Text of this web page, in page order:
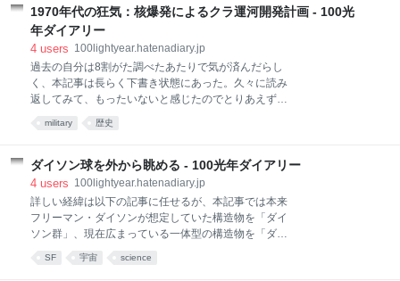
「名前はデリック・フロスト」(グッドウィンも犯人の
名前を一緒に口ずさむ）←つまりグッドウィンは犯人
の名前
ット向けの辞書形式、かつ二人称で綴られるという少
し変わった作品だが、中身はラブストーリー。物語は
この世界の軍事用語それぞれに対応したエピソードや
トの回想を通して、戦場における過酷な日常、仲間た
ちの死、そして「あなた」との親密な関係が少しずつ
明らかにされていく。 語り手は苛烈な宇宙戦争の中で
「あなた」と出会う。「あなた」は新兵たちに飛び方
1970年代の狂気：核爆発によるクラ運河開発計画 - 100光
年ダイアリー
4 users 100lightyear.hatenadiary.jp
過去の自分は8割がた調べたあたりで気が済んだらし
く、本記事は長らく下書き状態にあった。久々に読み
返してみて、もったいないと感じたのでとりあえず公
開しておく。ここ5、6年以上は関連記事なども追って
いないので、最近の情報はないことに注意。各リンク
峡とは逆に、2つの陸をつなぐ、水域にはさまれて細
長い形状をした陸地のことを地峡という。タイのマレ
ー半島の最も狭い部分であるクラ地峡〔Googleマッ
プ〕を開削し、東のタイランド湾（南シナ海）と西の
アンダマン海（インド洋）を水路で結ぼうという構想
ラ地峡運河と呼ぶ。かつてスエズ地峡にスエズ運河
military 歴史
ダイソン球を外から眺める - 100光年ダイアリー
4 users 100lightyear.hatenadiary.jp
詳しい経緯は以下の記事に任せるが、本記事では本来
フリーマン・ダイソンが想定していた構造物を「ダイ
ソン群」、現在広まっている一体型の構造物を「ダイ
ソン球」と記して区別している。 なぜ赤外線が出るの
か 恒星を球殻で覆ったら排熱のせいで赤外線が出るの
SF 宇宙 science